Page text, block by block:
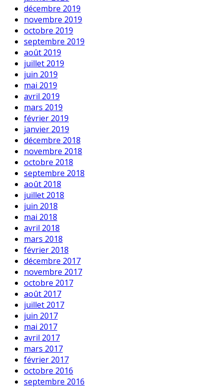
décembre 2019
novembre 2019
octobre 2019
septembre 2019
août 2019
juillet 2019
juin 2019
mai 2019
avril 2019
mars 2019
février 2019
janvier 2019
décembre 2018
novembre 2018
octobre 2018
septembre 2018
août 2018
juillet 2018
juin 2018
mai 2018
avril 2018
mars 2018
février 2018
décembre 2017
novembre 2017
octobre 2017
août 2017
juillet 2017
juin 2017
mai 2017
avril 2017
mars 2017
février 2017
octobre 2016
septembre 2016